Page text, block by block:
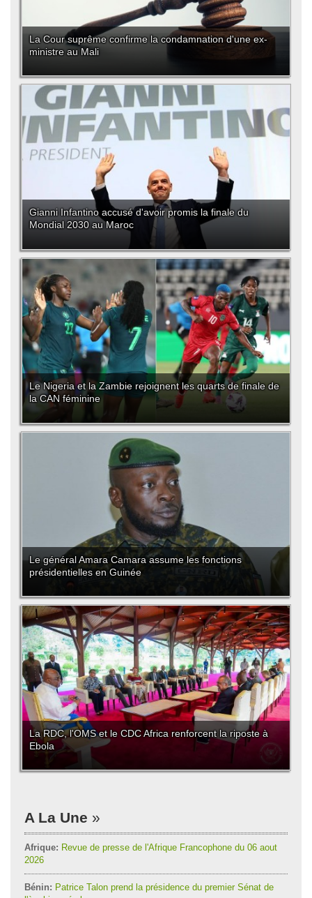
La Cour suprême confirme la condamnation d'une ex-
ministre au Mali
Gianni Infantino accusé d'avoir promis la finale du
Mondial 2030 au Maroc
Le Nigeria et la Zambie rejoignent les quarts de finale de
la CAN féminine
Le général Amara Camara assume les fonctions
présidentielles en Guinée
La RDC, l'OMS et le CDC Africa renforcent la riposte à
Ebola
A La Une
Afrique: Revue de presse de l'Afrique Francophone du 06 aout
2026
Bénin: Patrice Talon prend la présidence du premier Sénat de